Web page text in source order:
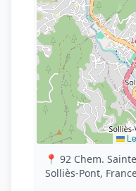
📍 92 Chem.
Solliès-Pont,